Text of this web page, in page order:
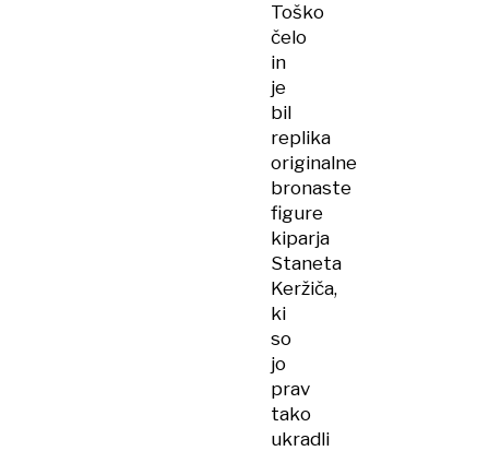
Toško
čelo
in
je
bil
replika
originalne
bronaste
figure
kiparja
Staneta
Keržiča,
ki
so
jo
prav
tako
ukradli